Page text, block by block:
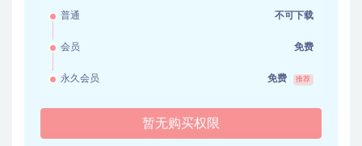
普通 不可下载
会员 免费
永久会员 免费 推荐
暂无购买权限